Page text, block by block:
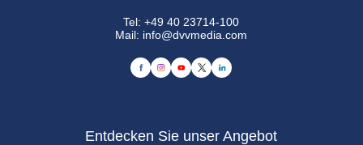
Tel:+49 40 23714-100
Mail: info@dvvmedia.com
Entdecken Sie unser Angebot